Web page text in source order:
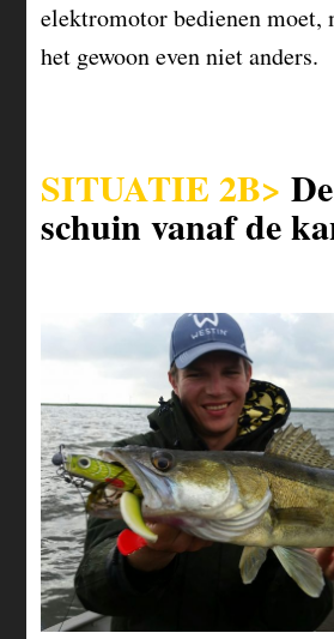
elektromotor bedienen moet,
het gewoon even niet anders.
SITUATIE 2B>
schuin vanaf de